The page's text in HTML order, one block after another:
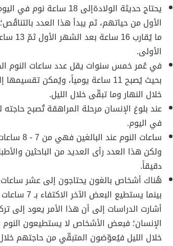
يحتاج حديثة الولادةإلى 18
الأول من حياتهم، ثم يبدأ هذا العدد
ما يُقارب
الأولى.
في عُمر خمس سنوات يقل عدد ساعات النوم
بحيث يُصبح 11 ساعة يومياً، ويُمكن
خلال النهار وما تبقّى خلال الليل.
في اليوم.
ساعات النوم
ولكن هذا العدد رأى العديد من الباحثين
دقيقاً.
هُناك أشخاص بالغون يحتاجون إلى عشر
بينما يستطيع
أشارت الدراسات إلى أن هذا الأمر يعود إلى
الإنسان؛ فبعض الأشخاص لا يستطيعون
خلال الليل فيُعوّضون المتبقّي من حاجتهم خلال